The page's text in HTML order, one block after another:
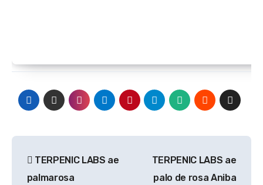
de
TERPENIC LABS ae
palmarosa
TERPENIC LABS ae
palo de rosa Aniba